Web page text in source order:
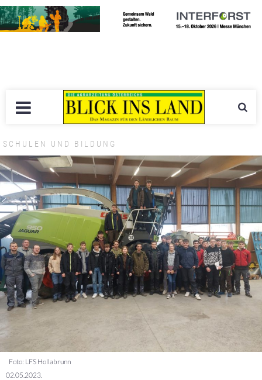
SCHULEN UND BILDUNG
Foto: LFS Hollabrunn
02.05.2023.